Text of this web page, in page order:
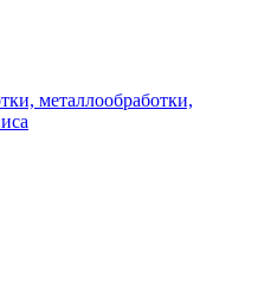
металлообработки,